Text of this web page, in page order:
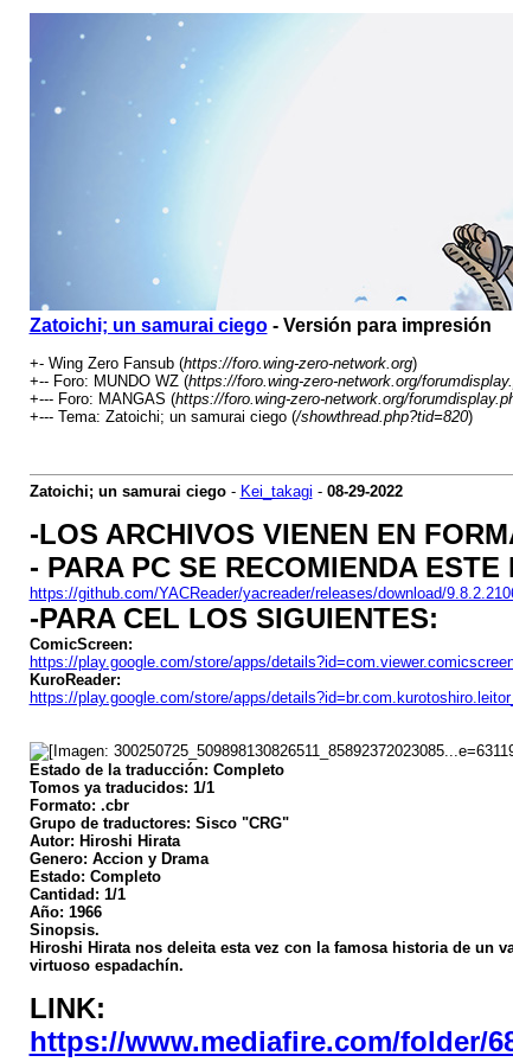
Zatoichi; un samurai ciego- Versión para impresión
+- Wing Zero Fansub (https://foro.wing-zero-network.org)
+-- Foro: MUNDO WZ (https://foro.wing-zero-network.org/
+--- Foro: MANGAS (https://foro.wing-zero-network.org/
+--- Tema: Zatoichi; un samurai ciego (/showthread.php?tid=820)
Zatoichi; un samurai ciego- Kei_takagi - 08-29-2022
-LOS ARCHIVOS VIENEN EN
- PARA PC SE RECOMIENDA ESTE
https://github.com/YACReader/yacreader/releases/download/
-PARA CEL LOS SIGUIENTES:
ComicScreen:
https://play.google.com/store/apps/
KuroReader:
https://play.google.com/store/apps/
Estado de la traducción: Completo
Tomos ya traducidos: 1/1
Formato: .cbr
Grupo de traductores: Sisco "CRG"
Autor: Hiroshi Hirata
Genero: Accion y Drama
Estado: Completo
Cantidad: 1/1
Año: 1966
Sinopsis.
Hiroshi Hirata nos deleita esta vez con la famosa historia de un
virtuoso espadachín.
LINK:
https://www.mediafire.com/folder/